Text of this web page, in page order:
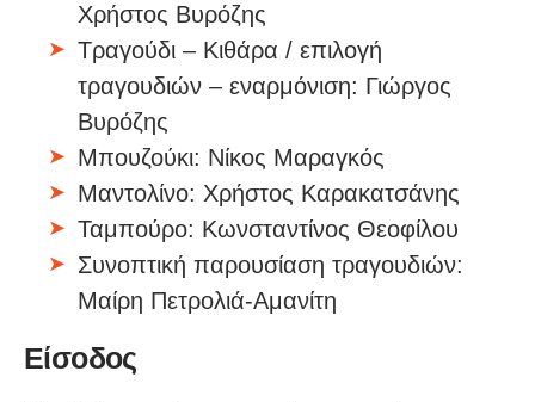
Χρήστος Βυρόζης
Τραγούδι – Κιθάρα / επιλογή
τραγουδιών – εναρμόνιση: Γιώργος
Βυρόζης
Μπουζούκι: Νίκος Μαραγκός
Μαντολίνο: Χρήστος Καρακατσάνης
Ταμπούρο: Κωνσταντίνος Θεοφίλου
Συνοπτική παρουσίαση τραγουδιών:
Μαίρη Πετρολιά-Αμανίτη
Είσοδος